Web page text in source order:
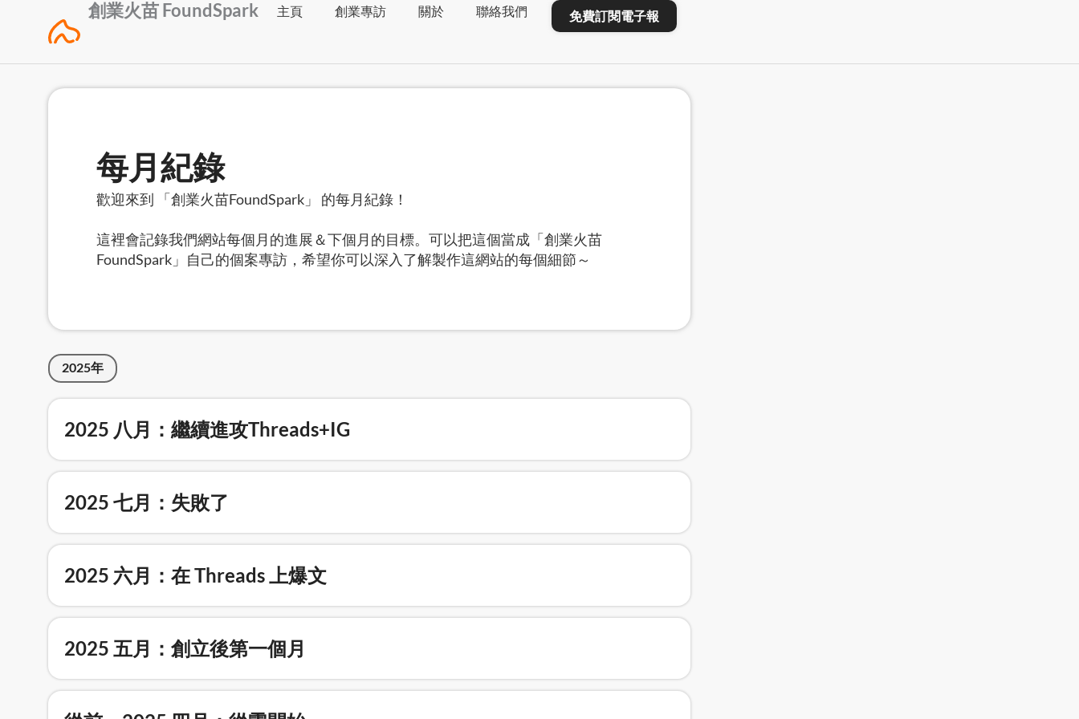
創業火苗 FoundSpark 主頁 創業專訪 關於 聯絡我們 免費訂閱電子報
每月紀錄
歡迎來到 「創業火苗FoundSpark」 的每月紀錄！
這裡會記錄我們網站每個月的進展＆下個月的目標。可以把這個當成「創業火苗
FoundSpark」自己的個案專訪，希望你可以深入了解製作這網站的每個細節～
2025年
2025 八月：繼續進攻Threads+IG
2025 七月：失敗了
2025 六月：在 Threads 上爆文
2025 五月：創立後第一個月